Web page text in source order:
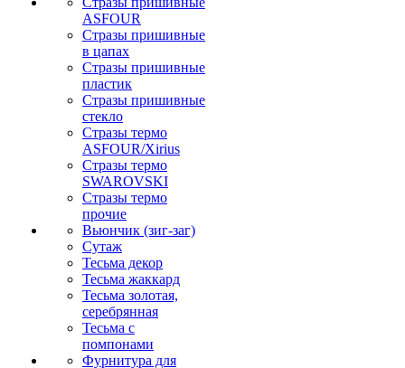
ASFOUR
Стразы пришивные
в цапах
Стразы пришивные
пластик
Стразы пришивные
стекло
Стразы термо
ASFOUR/Xirius
Стразы термо
SWAROVSKI
Стразы термо
прочие
Вьюнчик (зиг-заг)
Сутаж
Тесьма декор
Тесьма жаккард
Тесьма золотая,
серебрянная
Тесьма с
помпонами
Фурнитура для